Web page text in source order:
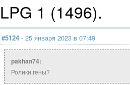
LPG 1 (1496).
#5124 - 25 января 2023 в 07:49
pakhan74:
Ролики гены?